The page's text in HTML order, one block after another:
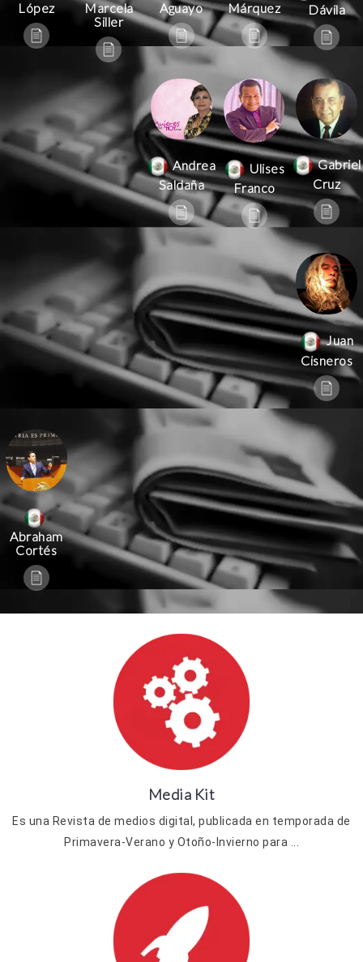
López
Marcela
Siller
Aguayo Márquez Dávila
Andrea
Saldaña
Ulises
Franco
Gabriel
Cruz
Juan
Cisneros
Abraham
Cortés
Media Kit
Es una Revista de medios digital, publicada en temporada de
Primavera-Verano y Otoño-Invierno para ...